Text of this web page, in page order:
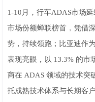
1-10月，行车ADAS市场
市场份额蝉联榜首，凭借
势，持续领跑；比亚迪作
表现亮眼，以 13.3% 的市
商在 ADAS 领域的技术突
托成熟技术体系与长期客